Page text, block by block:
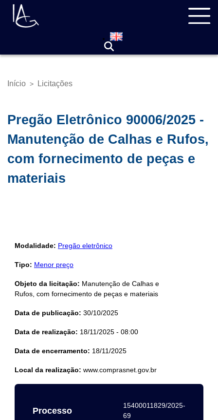
Pular
para
Trilha
Início > Licitações
Pregão Eletrônico 90006/2025 -
Manutenção de Calhas e Rufos,
com fornecimento de peças e
materiais
Modalidade: Pregão eletrônico
Tipo: Menor preço
Objeto da licitação: Manutenção de Calhas e
Rufos, com fornecimento de peças e materiais
Data de publicação: 30/10/2025
Data de realização: 18/11/2025 - 08:00
Data de encerramento: 18/11/2025
Local da realização: www.comprasnet.gov.br
Processo
15400011829/2025-
69